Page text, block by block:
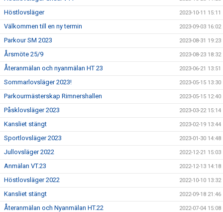
Höstlovsläger 2023-10-11 15:11
Välkommen till en ny termin 2023-09-03 16:02
Parkour SM 2023 2023-08-31 19:23
Årsmöte 25/9 2023-08-23 18:32
Återanmälan och nyanmälan HT 23 2023-06-21 13:51
Sommarlovsläger 2023! 2023-05-15 13:30
Parkourmästerskap Rimnershallen 2023-05-15 12:40
Påsklovsläger 2023 2023-03-22 15:14
Kansliet stängt 2023-02-19 13:44
Sportlovsläger 2023 2023-01-30 14:48
Jullovsläger 2022 2022-12-21 15:03
Anmälan VT.23 2022-12-13 14:18
Höstlovsläger 2022 2022-10-10 13:32
Kansliet stängt 2022-09-18 21:46
Återanmälan och Nyanmälan HT.22 2022-07-04 15:08